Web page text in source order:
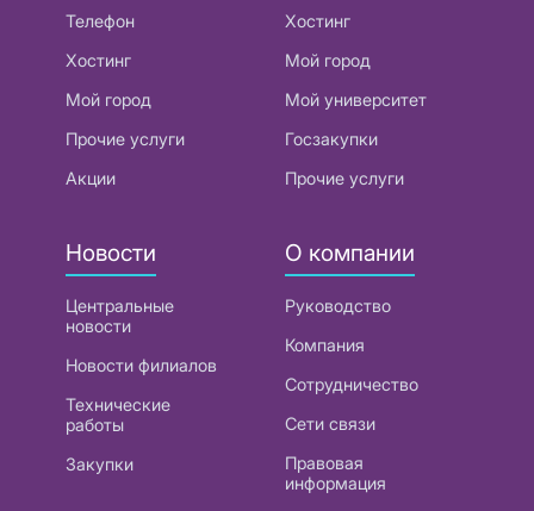
Телефон
Хостинг
Мой город
Прочие услуги
Акции
Хостинг
Мой город
Мой университет
Госзакупки
Прочие услуги
Новости
Центральные
новости
Новости филиалов
Технические
работы
Закупки
О компании
Руководство
Компания
Сотрудничество
Сети связи
Правовая
информация